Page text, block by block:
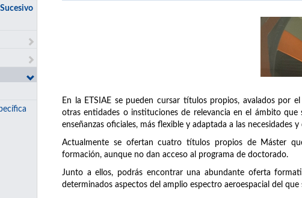
En la ETSIAE se pueden cursar títulos propios, avalados por
otras entidades o instituciones de relevancia en el ámbito
enseñanzas oficiales, más flexible y adaptada a las necesidades y
Actualmente se ofertan cuatro títulos propios de Máster
formación, aunque no dan acceso al programa de doctorado.
Junto a ellos, podrás encontrar una abundante oferta
determinados aspectos del amplio espectro aeroespacial del